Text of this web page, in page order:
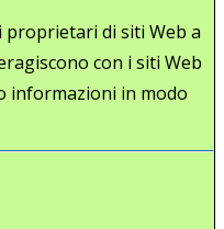
proprietari di siti Web a
con i siti Web
informazioni in modo